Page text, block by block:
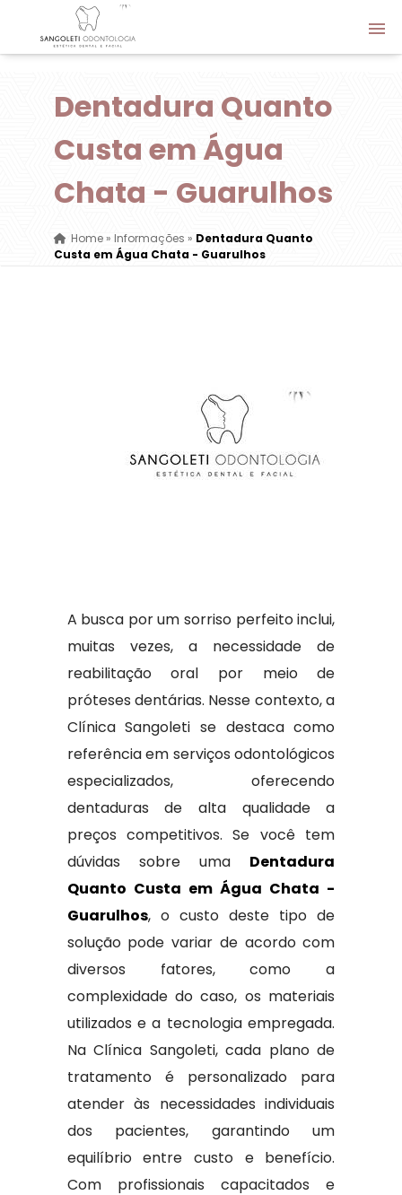
Dentadura Quanto
Custa em Água
Chata - Guarulhos
Home» Informações » Dentadura Quanto
Custa em Água Chata - Guarulhos
A busca por um sorriso perfeito inclui,
muitas vezes, a necessidade de
reabilitação oral por meio de
próteses dentárias. Nesse contexto, a
Clínica Sangoleti se destaca como
referência em serviços odontológicos
especializados, oferecendo
dentaduras de alta qualidade a
preços competitivos. Se você tem
dúvidas sobre uma Dentadura
Quanto Custa em Água Chata -
Guarulhos, o custo deste tipo de
solução pode variar de acordo com
diversos fatores, como a
complexidade do caso, os materiais
utilizados e a tecnologia empregada.
Na Clínica Sangoleti, cada plano de
tratamento é personalizado para
atender às necessidades individuais
dos pacientes, garantindo um
equilíbrio entre custo e benefício.
Com profissionais capacitados e